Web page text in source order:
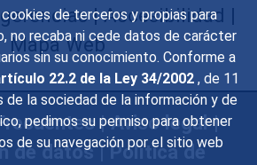
de terceros y propias para
no recaba ni cede datos de carácter
sin su conocimiento. Conforme a
22.2 de la Ley 34/2002 , de 11
de la sociedad de la información y de
pedimos su permiso para obtener
de su navegación por el sitio web
|Accesibilidad |
Mapa Web
|Aviso legal|
de datos|Política de